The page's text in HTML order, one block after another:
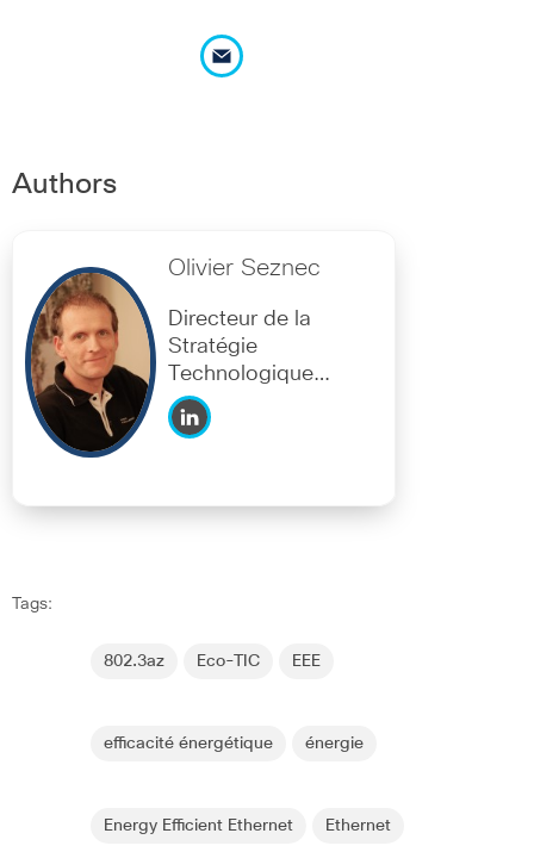
Authors
Olivier Seznec
Directeur de la
Stratégie
Technologique
Cisco France
Tags:
802.3az Eco-TIC EEE
efficacité énergétique énergie
Energy Efficient Ethernet Ethernet